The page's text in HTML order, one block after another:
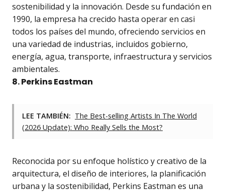
sostenibilidad y la innovación. Desde su fundación en
1990, la empresa ha crecido hasta operar en casi
todos los países del mundo, ofreciendo servicios en
una variedad de industrias, incluidos gobierno,
energía, agua, transporte, infraestructura y servicios
ambientales.
8. Perkins Eastman
LEE TAMBIÉN: The Best-selling Artists In The World
(2026 Update): Who Really Sells the Most?
Reconocida por su enfoque holístico y creativo de la
arquitectura, el diseño de interiores, la planificación
urbana y la sostenibilidad, Perkins Eastman es una